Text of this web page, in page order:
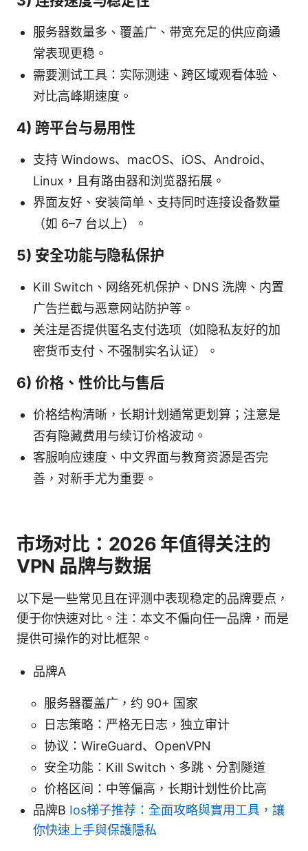
服务器数量多、覆盖广、带宽充足的供应商通
常表现更稳。
需要测试工具：实际测速、跨区域观看体验、
对比高峰期速度。
4) 跨平台与易用性
支持 Windows、macOS、iOS、Android、
Linux，且有路由器和浏览器拓展。
界面友好、安装简单、支持同时连接设备数量
（如 6–7 台以上）。
5) 安全功能与隐私保护
Kill Switch、网络死机保护、DNS 洗牌、内置
广告拦截与恶意网站防护等。
关注是否提供匿名支付选项（如隐私友好的加
密货币支付、不强制实名认证）。
6) 价格、性价比与售后
价格结构清晰，长期计划通常更划算；注意是
否有隐藏费用与续订价格波动。
客服响应速度、中文界面与教育资源是否完
善，对新手尤为重要。
市场对比：2026 年值得关注的
VPN 品牌与数据
以下是一些常见且在评测中表现稳定的品牌要点，
便于你快速对比。注：本文不偏向任一品牌，而是
提供可操作的对比框架。
品牌A
服务器覆盖广，约 90+ 国家
日志策略：严格无日志，独立审计
协议：WireGuard、OpenVPN
安全功能：Kill Switch、多跳、分割隧道
价格区间：中等偏高，长期计划性价比高
品牌B Ios梯子推荐：全面攻略與實用工具，讓
你快速上手與保護隱私